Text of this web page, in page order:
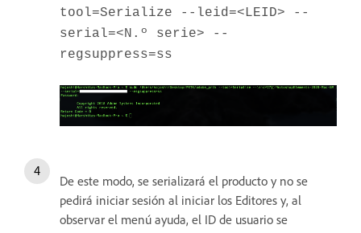
tool=Serialize --leid=<LEID> --
serial=<N.º serie> --
regsuppress=ss
De este modo, se serializará el producto y no se
pedirá iniciar sesión al iniciar los Editores y, al
observar el menú ayuda, el ID de usuario se